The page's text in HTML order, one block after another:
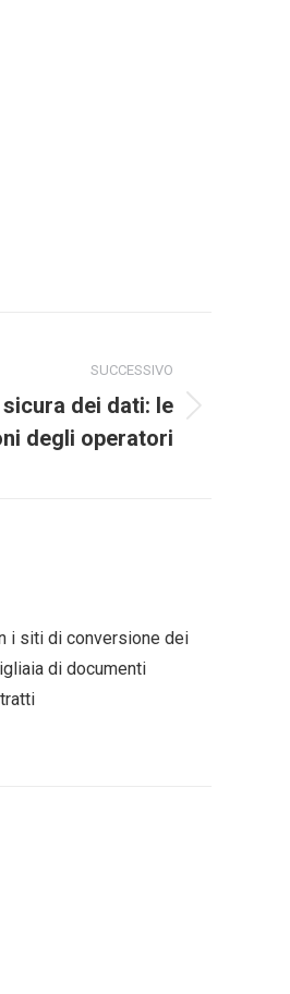
SUCCESSIVO
dei dati: le
degli operatori
i siti di conversione dei
di documenti